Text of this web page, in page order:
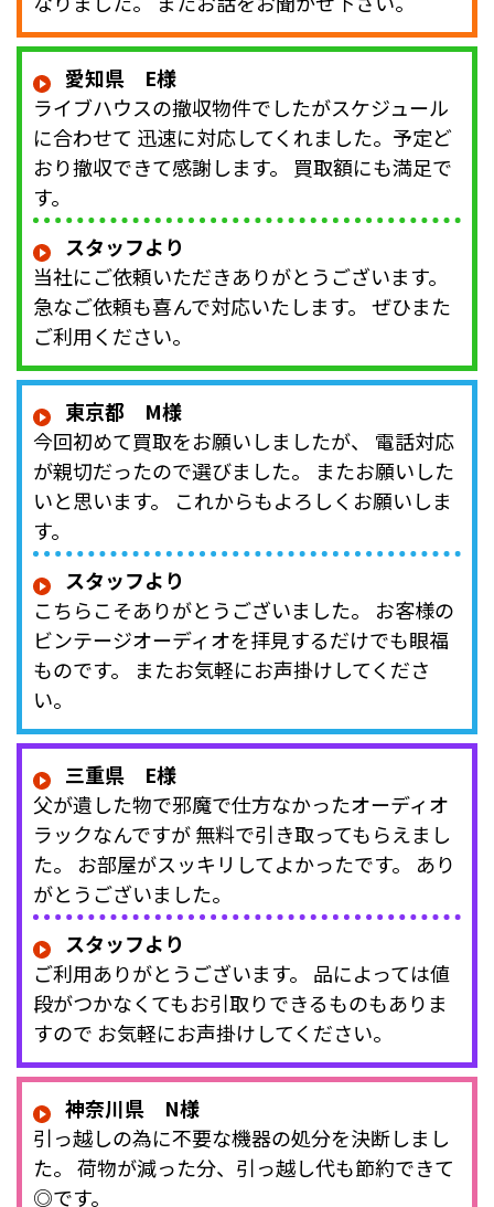
愛知県 E様
ライブハウスの撤収物件でしたがスケジュール
に合わせて 迅速に対応してくれました。予定ど
おり撤収できて感謝します。 買取額にも満足で
す。
スタッフより
当社にご依頼いただきありがとうございます。
急なご依頼も喜んで対応いたします。 ぜひまた
ご利用ください。
東京都 M様
今回初めて買取をお願いしましたが、 電話対応
が親切だったので選びました。 またお願いした
いと思います。 これからもよろしくお願いしま
す。
スタッフより
こちらこそありがとうございました。 お客様の
ビンテージオーディオを拝見するだけでも眼福
ものです。 またお気軽にお声掛けしてくださ
い。
三重県 E様
父が遺した物で邪魔で仕方なかったオーディオ
ラックなんですが 無料で引き取ってもらえまし
た。 お部屋がスッキリしてよかったです。 あり
がとうございました。
スタッフより
ご利用ありがとうございます。 品によっては値
段がつかなくてもお引取りできるものもありま
すので お気軽にお声掛けしてください。
神奈川県 N様
引っ越しの為に不要な機器の処分を決断しまし
た。 荷物が減った分、引っ越し代も節約できて
◎です。